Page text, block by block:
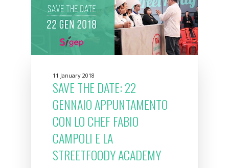
11 January 2018
SAVE THE DATE: 22
GENNAIO APPUNTAMENTO
CON LO CHEF FABIO
CAMPOLI E LA
STREETFOODY ACADEMY